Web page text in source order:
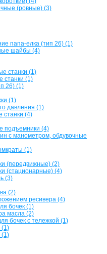
(ровные) (3)
папа-елка (тип 26) (1)
шайбы (4)
станки (1)
станки (1)
26) (1)
(1)
давления (1)
станки (4)
подъемники (4)
с манометром, обдувочные
(1)
(передвижные) (2)
(стационарные) (4)
(3)
(2)
ресивера (4)
бочек (1)
масла (2)
бочек с тележкой (1)
(1)
(1)